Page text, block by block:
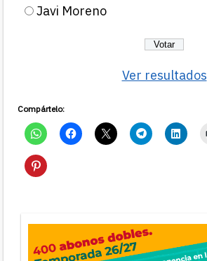
Javi Moreno
Ver resultados
Compártelo: